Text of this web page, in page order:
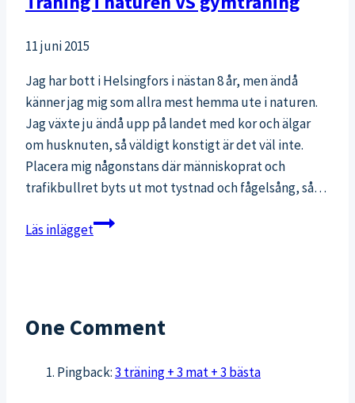
11 juni 2015
Jag har bott i Helsingfors i nästan 8 år, men ändå
känner jag mig som allra mest hemma ute i naturen.
Jag växte ju ändå upp på landet med kor och älgar
om husknuten, så väldigt konstigt är det väl inte.
Placera mig någonstans där människoprat och
trafikbullret byts ut mot tystnad och fågelsång, så…
Läs inläggetTräning
One Comment
Pingback:3 träning + 3 mat + 3 bästa